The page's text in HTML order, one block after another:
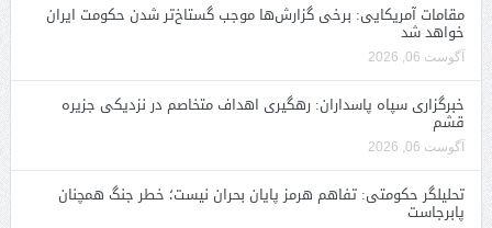
مقامات آمریکایی: برخی گزارش‌ها موجب گستاخ‌تر شدن حکومت ایران
خواهد شد
آگوست 06, 2026
خبرگزاری سپاه پاسداران: رهگیری اهداف متخاصم در نزدیکی جزیره
قشم
آگوست 06, 2026
تحلیلگر حکومتی: تفاهم هرمز پایان بحران نیست؛ خطر جنگ همچنان
پابرجاست